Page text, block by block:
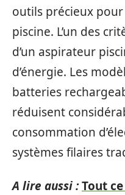
outils précieux
piscine. L’un des
d’un aspirateur
d’énergie. Les
batteries
réduisent
consommation
systèmes filaires
A lire aussi :Tout